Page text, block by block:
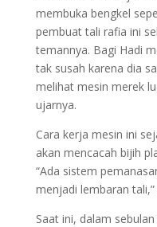
membuka bengkel
pembuat tali rafia ini
temannya. Bagi Hadi
tak susah karena dia
melihat mesin merek
ujarnya.
Cara kerja mesin ini
akan mencacah bijih
“Ada sistem
menjadi lembaran
Saat ini, dalam